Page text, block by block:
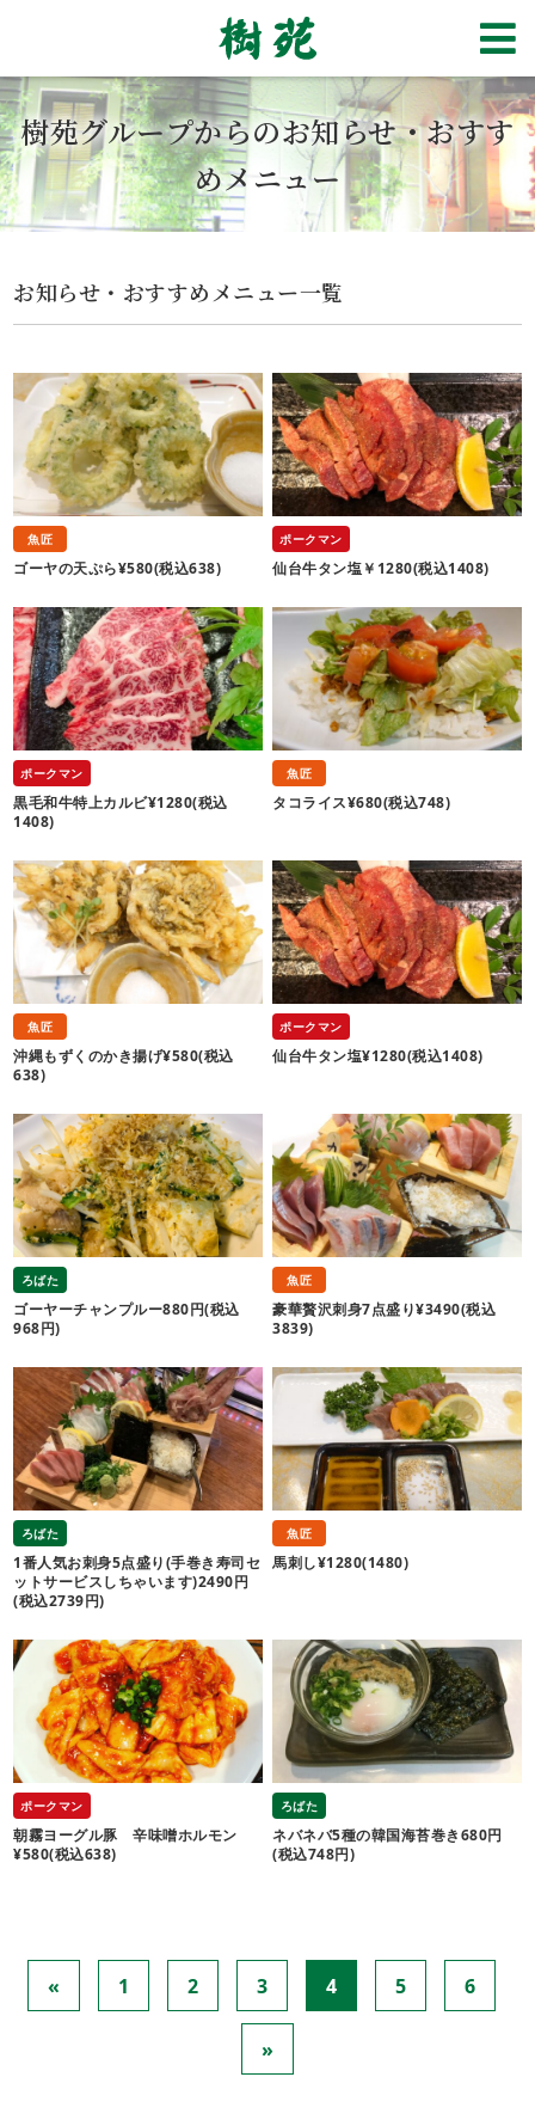
樹苑グループからのお知らせ・おすす
めメニュー
お知らせ・おすすめメニュー一覧
魚匠
ゴーヤの天ぷら¥580(税込638)
ポークマン
仙台牛タン塩￥1280(税込1408)
ポークマン
黒毛和牛特上カルビ¥1280(税込
1408)
魚匠
タコライス¥680(税込748)
魚匠
沖縄もずくのかき揚げ¥580(税込
638)
ポークマン
仙台牛タン塩¥1280(税込1408)
ろばた
ゴーヤーチャンプルー880円(税込
968円)
魚匠
豪華贅沢刺身7点盛り¥3490(税込
3839)
ろばた
1番人気お刺身5点盛り(手巻き寿司セ
ットサービスしちゃいます)2490円
(税込2739円)
魚匠
馬刺し¥1280(1480)
ポークマン
朝霧ヨーグル豚 辛味噌ホルモン
¥580(税込638)
ろばた
ネバネバ5種の韓国海苔巻き680円
(税込748円)
« 1 2 3 4 5 6
»